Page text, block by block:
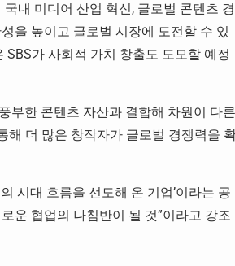
내 미디어 산업 혁신, 글로벌 콘텐츠 경
을 높이고 글로벌 시장에 도전할 수 있
SBS가 사회적 가치 창출도 도모할 예정
부한 콘텐츠 자산과 결합해 차원이 다른
해 더 많은 창작자가 글로벌 경쟁력을
시대 흐름을 선도해 온 기업’이라는 공
운 협업의 나침반이 될 것”이라고 강조